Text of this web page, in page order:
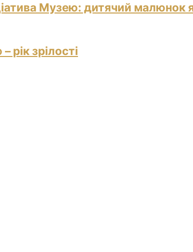
Музею: дитячий малюнок
рік зрілості